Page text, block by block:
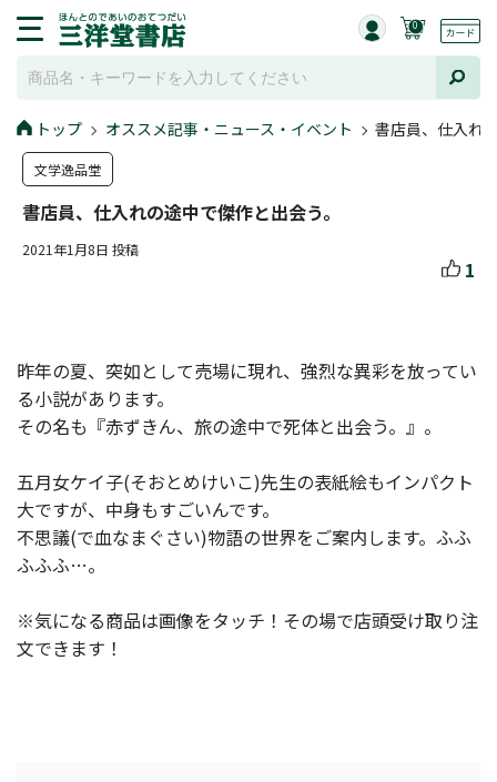
0
トップ オススメ記事・ニュース・イベント 書店員、仕入れ
文学逸品堂
書店員、仕入れの途中で傑作と出会う。
2021年1月8日 投稿
1
昨年の夏、突如として売場に現れ、強烈な異彩を放ってい
る小説があります。
その名も『赤ずきん、旅の途中で死体と出会う。』。
五月女ケイ子(そおとめけいこ)先生の表紙絵もインパクト
大ですが、中身もすごいんです。
不思議(で血なまぐさい)物語の世界をご案内します。ふふ
ふふふ…。
※気になる商品は画像をタッチ！その場で店頭受け取り注
文できます！